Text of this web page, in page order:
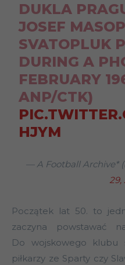
DUKLA
JOSEF
SVATOPLUK
DURING A
FEBRUARY
ANP/CTK)
HJYM
— A Football Archive*
29,
Początek lat 50. to
zaczyna powstawać
Do wojskowego klubu
piłkarzy ze Sparty czy